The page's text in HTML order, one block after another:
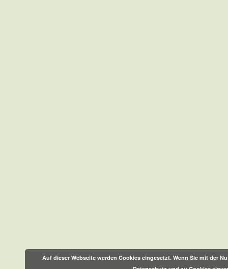
Auf dieser Webseite werden Cookies eingesetzt. Wenn Sie mit der